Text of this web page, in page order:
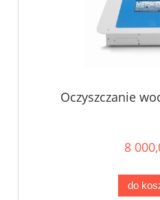
Oczyszczanie
8
do